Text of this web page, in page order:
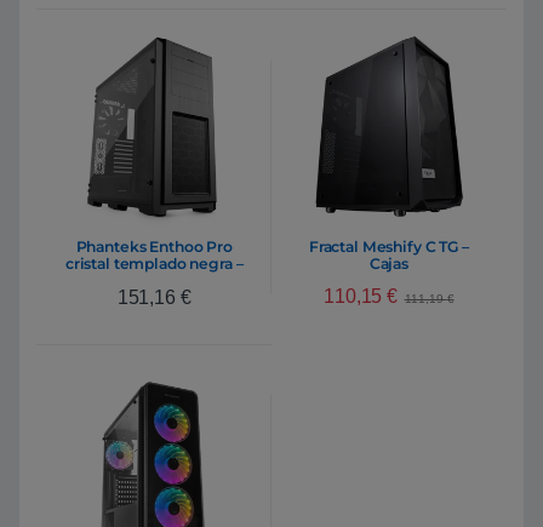
Phanteks Enthoo Pro
cristal templado negra –
151,16 €
Fractal Meshify C TG –
Cajas
110,15€ 111,19€